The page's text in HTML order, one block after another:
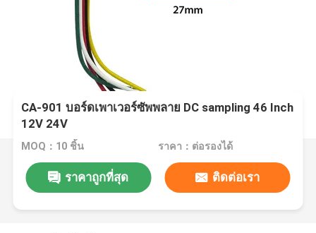
CA-901 บอร์ดเพาเวอร์ซัพพลาย DC sampling 46 Inch
12V 24V
MOQ：10 ชิ้น ราคา：ต่อรองได้
ราคาถูกที่สุด ติดต่อเรา